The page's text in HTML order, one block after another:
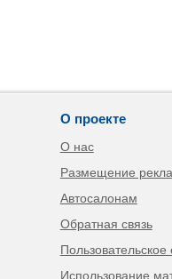
О проекте
О нас
Размещение
Автосалонам
Обратная связь
Использование